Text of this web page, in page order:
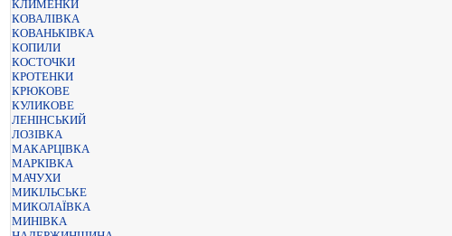
КЛИМЕНКИ
КОВАЛІВКА
КОВАНЬКІВКА
КОПИЛИ
КОСТОЧКИ
КРОТЕНКИ
КРЮКОВЕ
КУЛИКОВЕ
ЛЕНІНСЬКИЙ
ЛОЗІВКА
МАКАРЦІВКА
МАРКІВКА
МАЧУХИ
МИКІЛЬСЬКЕ
МИКОЛАЇВКА
МИНІВКА